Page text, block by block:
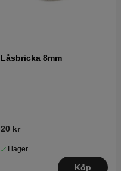
Låsbricka 8mm
20 kr
I lager
Köp